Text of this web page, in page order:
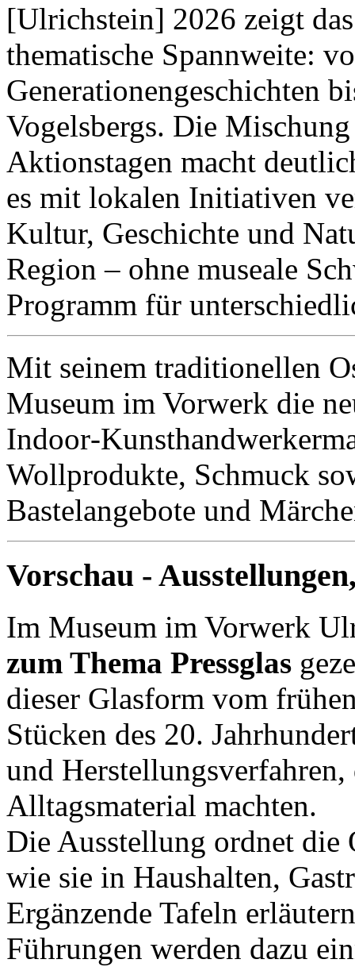
[Ulrichstein] 2026 zeigt
thematische Spannweite:
Generationengeschichten
Vogelsbergs. Die
Aktionstagen macht
es mit lokalen Initiativen
Kultur, Geschichte und
Region – ohne museale
Programm für
Mit seinem traditionellen
Museum im Vorwerk die
Wollprodukte, Schmuck
Bastelangebote und
Vorschau -
Im Museum im Vorwerk
zum Thema Pressglas
dieser Glasform vom
Stücken des 20.
und
Alltagsmaterial machten.
Die Ausstellung ordnet
wie sie in Haushalten,
Ergänzende Tafeln
Führungen werden dazu